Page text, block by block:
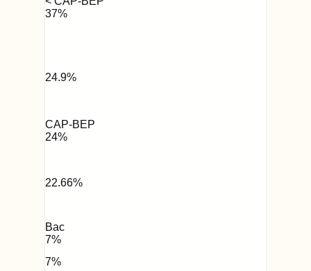
37%
24.9%
CAP-BEP
24%
22.66%
Bac
7%
7%